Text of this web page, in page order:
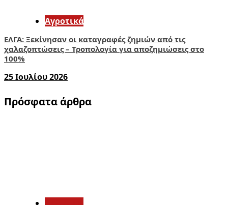
Αγροτικά
ΕΛΓΑ: Ξεκίνησαν οι καταγραφές ζημιών από τις
χαλαζοπτώσεις – Τροπολογία για αποζημιώσεις στο
100%
25 Ιουλίου 2026
Πρόσφατα άρθρα